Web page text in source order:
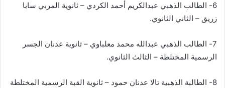
6- الطالب الذهبي عبدالكريم أحمد الكردي – ثانوية المربي سابا
زريق – الثاني الثانوي.
7- الطالب الذهبي عبدالله محمد معلباوي – ثانوية عدنان الجسر
الرسمية المختلطة – الثالث الثانوي.
8- الطالبة الذهبية تالا عدنان حمود – ثانوية القبة الرسمية المختلطة